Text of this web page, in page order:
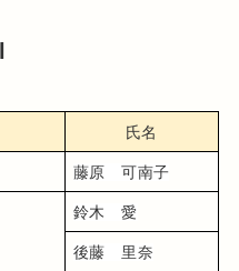
氏名
藤原　可南子
鈴木　愛
後藤　里奈